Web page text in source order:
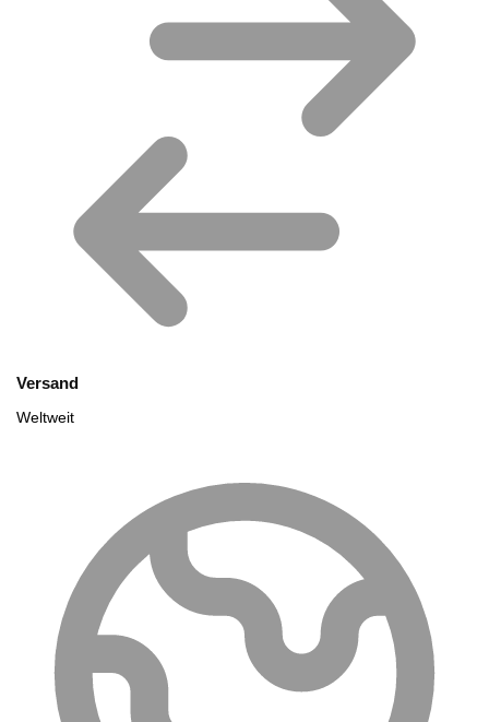
Versand
Weltweit